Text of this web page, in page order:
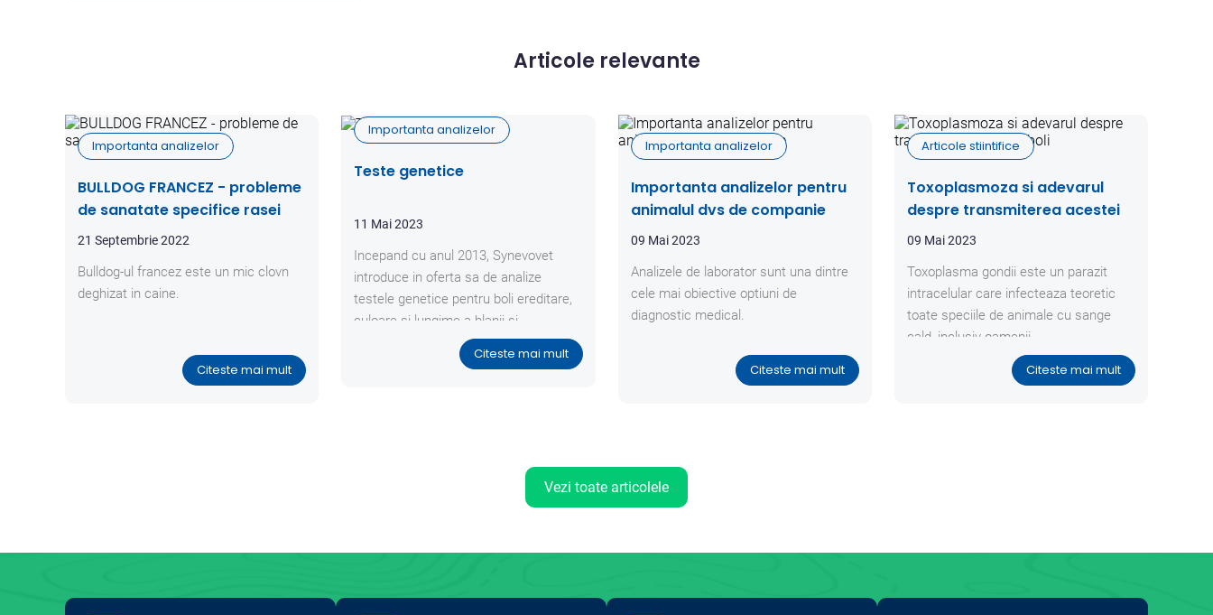
Articole relevante
Importanta analizelor
BULLDOG FRANCEZ - probleme
de sanatate specifice rasei
21 Septembrie 2022
Bulldog-ul francez este un mic clovn
deghizat in caine.
Citeste mai mult
Importanta analizelor
Teste genetice
11 Mai 2023
Incepand cu anul 2013, Synevovet
introduce in oferta sa de analize
testele genetice pentru boli ereditare,
culoare si lungime a blanii si
Citeste mai mult
Importanta analizelor
Importanta analizelor pentru
animalul dvs de companie
09 Mai 2023
Analizele de laborator sunt una dintre
cele mai obiective optiuni de
diagnostic medical.
Citeste mai mult
Articole stiintifice
Toxoplasmoza si adevarul
despre transmiterea acestei
boli
09 Mai 2023
Toxoplasma gondii este un parazit
intracelular care infecteaza teoretic
toate speciile de animale cu sange
cald, inclusiv oamenii.
Citeste mai mult
Vezi toate articolele